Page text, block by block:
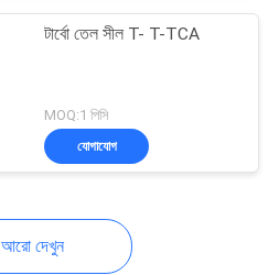
টার্বো তেল সীল T- T-TCA
MOQ:1 পিসি
যোগাযোগ
আরো দেখুন